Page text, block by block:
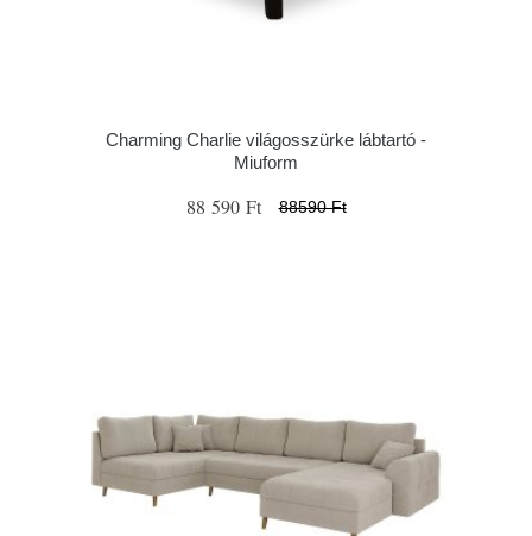
Charming Charlie világosszürke lábtartó -
Miuform
88 590 Ft 88590 Ft